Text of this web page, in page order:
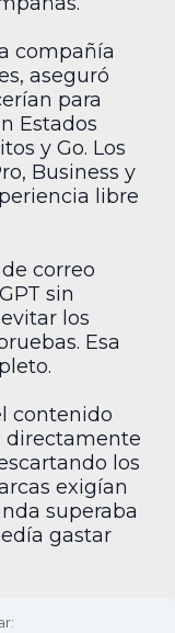
compañía
aseguró
para
Estados
y Go. Los
Business y
libre
correo
sin
los
Esa
contenido
directamente
los
exigían
superaba
gastar